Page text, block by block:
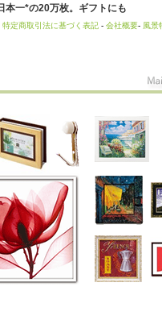
本一*の20万枚。ギフトにも
特定商取引法に基づく表記 - 会社概要- 風景